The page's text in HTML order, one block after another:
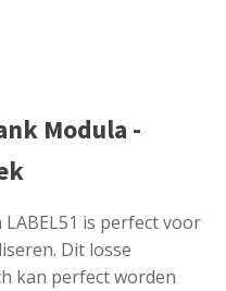
Modula -
is perfect voor
Dit losse
kan perfect worden